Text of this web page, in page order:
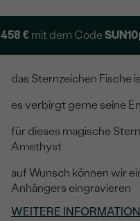
458 € mit dem CodeSUN10
das Sternzeichen Fische
es verbirgt gerne seine
für dieses magische
Amethyst
auf Wunsch können wir
Anhängers eingravieren
WEITERE